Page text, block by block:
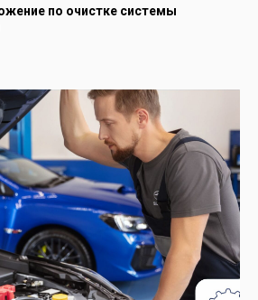
по очистке системы
используем